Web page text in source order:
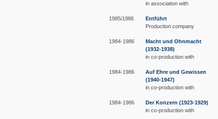
in association with
1985/1986
Entführt
Production company
1984-1986
Macht und Ohnmacht
(1932-1938)
in co-production with
1984-1986
Auf Ehre und Gewissen
(1940-1947)
in co-production with
1984-1986
Der Konzern (1923-1929)
in co-production with